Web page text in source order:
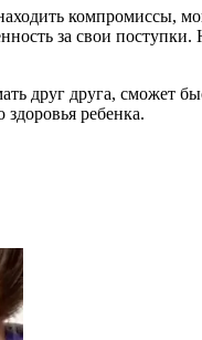
компромиссы,
за свои
друг друга, сможет
ребенка.